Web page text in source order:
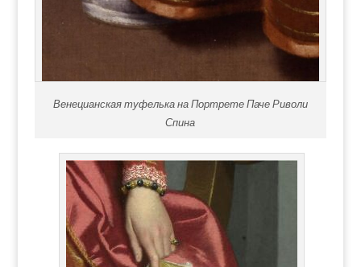
Венецианская туфелька на Портрете Паче Риволи
Спина